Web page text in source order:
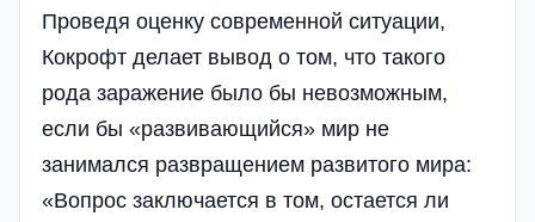
Проведя оценку современной ситуации,
Кокрофт делает вывод о том, что такого
рода заражение было бы невозможным,
если бы «развивающийся» мир не
занимался развращением развитого мира:
«Вопрос заключается в том, остается ли